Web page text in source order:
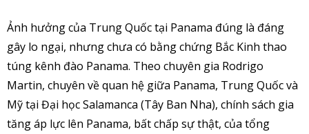
Ảnh hưởng của Trung Quốc tại Panama đúng là đáng
gây lo ngại, nhưng chưa có bằng chứng Bắc Kinh thao
túng kênh đào Panama. Theo chuyên gia Rodrigo
Martin, chuyên về quan hệ giữa Panama, Trung Quốc và
Mỹ tại Đại học Salamanca (Tây Ban Nha), chính sách gia
tăng áp lực lên Panama, bất chấp sự thật, của tổng